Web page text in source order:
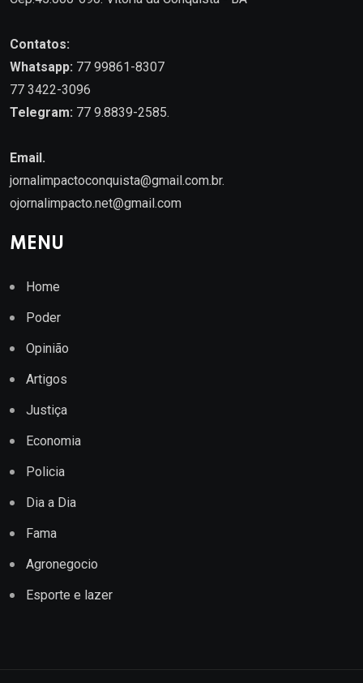
Contatos:
Whatsapp: 77 99861-8307
77 3422-3096
Telegram: 77 9.8839-2585.
Email.
jornalimpactoconquista@gmail.com.br.
ojornalimpacto.net@gmail.com
MENU
Home
Poder
Opinião
Artigos
Justiça
Economia
Policia
Dia a Dia
Fama
Agronegocio
Esporte e lazer